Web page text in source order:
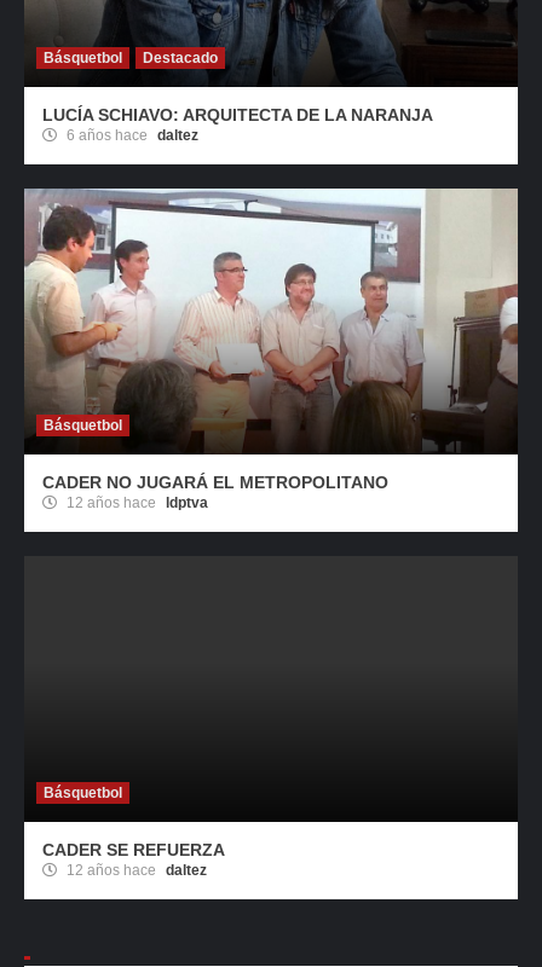
Básquetbol Destacado
LUCÍA SCHIAVO: ARQUITECTA DE LA NARANJA
6 años hace daltez
Básquetbol
CADER NO JUGARÁ EL METROPOLITANO
12 años hace ldptva
Básquetbol
CADER SE REFUERZA
12 años hace daltez